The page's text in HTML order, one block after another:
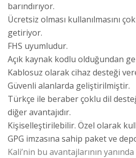
barındırıyor.
Ücretsiz olması kullanılmasını
getiriyor.
FHS uyumludur.
Açık kaynak kodlu olduğundan
Kablosuz olarak cihaz desteği
Güvenli alanlarda geliştirilmiştir.
Türkçe ile beraber çoklu dil
diğer avantajıdır.
Kişiselleştirilebilir. Özel olarak
GPG imzasına sahip paket ve
Kali’nin bu avantajlarının